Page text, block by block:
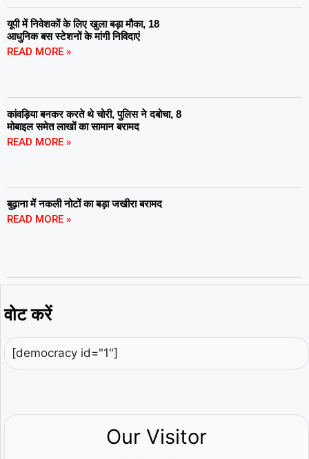
यूपी में निवेशकों के लिए खुला बड़ा मौका, 18
आधुनिक बस स्टेशनों के मांगी निविदाएं
READ MORE »
कांवड़िया बनकर करते थे चोरी, पुलिस ने दबोचा, 8
मोबाइल समेत लाखों का सामान बरामद
READ MORE »
बुढ़ाना में नकली नोटों का बड़ा जखीरा बरामद
READ MORE »
वोट करें
[democracy id="1"]
Our Visitor